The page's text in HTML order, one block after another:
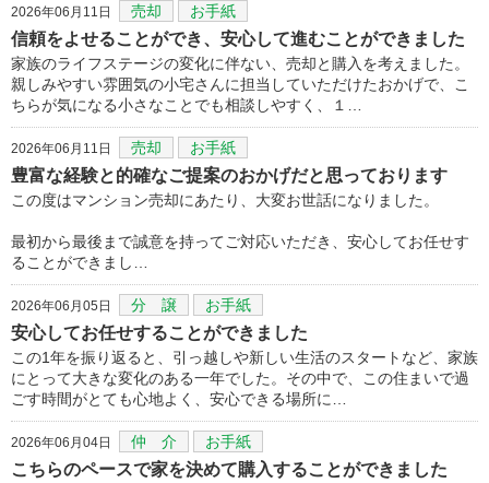
2026年06月11日 売却 お手紙
信頼をよせることができ、安心して進むことができました
家族のライフステージの変化に伴ない、売却と購入を考えました。
親しみやすい雰囲気の小宅さんに担当していただけたおかげで、こ
ちらが気になる小さなことでも相談しやすく、１…
2026年06月11日 売却 お手紙
豊富な経験と的確なご提案のおかげだと思っております
この度はマンション売却にあたり、大変お世話になりました。
最初から最後まで誠意を持ってご対応いただき、安心してお任せす
ることができまし…
2026年06月05日 分 譲 お手紙
安心してお任せすることができました
この1年を振り返ると、引っ越しや新しい生活のスタートなど、家族
にとって大きな変化のある一年でした。その中で、この住まいで過
ごす時間がとても心地よく、安心できる場所に…
2026年06月04日 仲 介 お手紙
こちらのペースで家を決めて購入することができました